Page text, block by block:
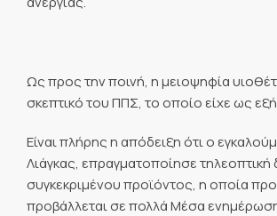
Ως προς την ποινή, η μειοψηφία
σκεπτικό του ΠΠΣ, το οποίο είχε ως
Είναι πλήρης η απόδειξη ότι ο
Λιάγκας, επραγματοποίησε τηλεοπτική
συγκεκριμένου προϊόντος, η οποία
προβάλλεται σε πολλά Μέσα